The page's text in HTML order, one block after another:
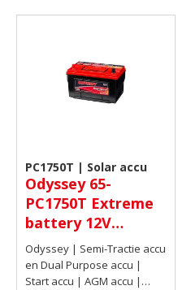
PC1750T | Solar accu
Odyssey 65-
PC1750T Extreme
battery 12V
74Ah(20) 950 AMP
Odyssey | Semi-Tractie accu
en Dual Purpose accu |
Start accu | AGM accu |